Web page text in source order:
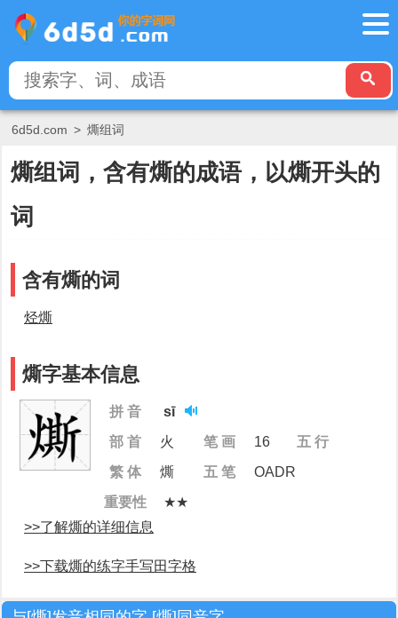
6d5d.com > 燍组词
燍组词，含有燍的成语，以燍开头的
词
含有燍的词
烃燍
燍字基本信息
拼 音
sī
部 首
火 笔 画 16
五 行
繁 体
燍 五 笔
OADR
重要性
★★
>>了解燍的详细信息
>>下载燍的练字手写田字格